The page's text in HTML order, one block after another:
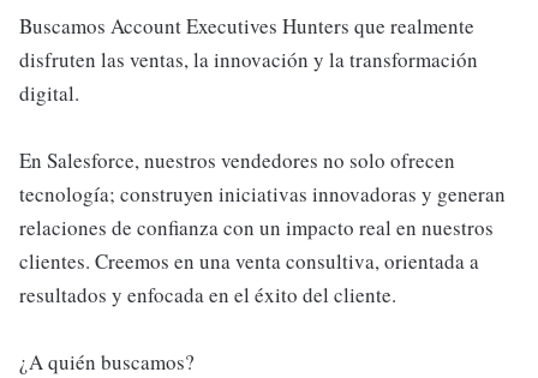
Buscamos Account Executives Hunters que realmente
disfruten las ventas, la innovación y la transformación
digital.
En Salesforce, nuestros vendedores no solo ofrecen
tecnología; construyen iniciativas innovadoras y generan
relaciones de confianza con un impacto real en nuestros
clientes. Creemos en una venta consultiva, orientada a
resultados y enfocada en el éxito del cliente.
¿A quién buscamos?